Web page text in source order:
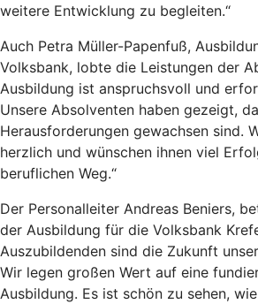
weitere Entwicklung zu begleiten.“
Auch Petra Müller-Papenfuß,
Volksbank, lobte die Leistungen der
Ausbildung ist anspruchsvoll und
Unsere Absolventen haben gezeigt,
Herausforderungen gewachsen sind.
herzlich und wünschen ihnen viel
beruflichen Weg.“
Der Personalleiter Andreas Beniers,
der Ausbildung für die Volksbank
Auszubildenden sind die Zukunft
Wir legen großen Wert auf eine
Ausbildung. Es ist schön zu sehen,